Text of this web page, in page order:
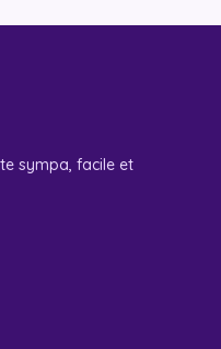
sympa, facile et